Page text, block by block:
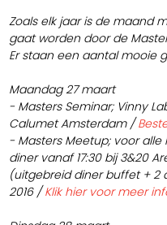
Zoals elk jaar is de maand
gaat worden door de
Er staan een aantal mooie
Maandag 27 maart
- Masters Seminar; Vinny
Calumet Amsterdam /
- Masters Meetup; voor alle
diner vanaf 17:30 bij 3&20
(uitgebreid diner buffet + 2
2016 /Klik hier voor meer